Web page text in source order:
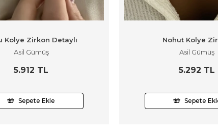
Kolye Zirkon Detaylı
Asil Gümüş
5.912 TL
Sepete Ekle
Nohut Kolye
Asil Gümüş
5.292 TL
Sepete